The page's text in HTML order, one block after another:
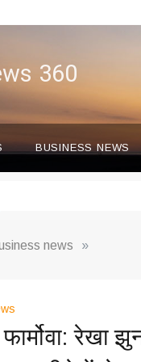
360
BUSINESS NEWS
news »
रेखा